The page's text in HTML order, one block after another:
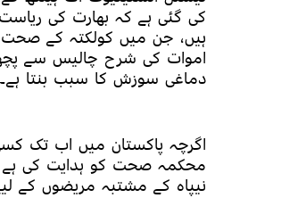
کی گئی ہے کہ بھارت کی
ہیں، جن میں کولکتہ کے صحت
اموات کی شرح چالیس سے
دماغی سوزش کا سبب بنتا ہے۔
اگرچہ پاکستان میں اب تک
محکمہ صحت کو ہدایت کی ہے
نیپاہ کے مشتبہ مریضوں کے